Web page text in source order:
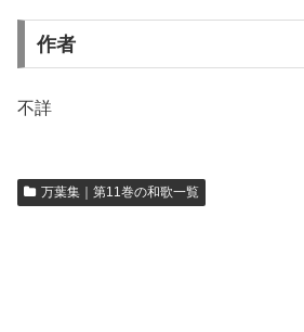
作者
不詳
万葉集｜第11巻の和歌一覧